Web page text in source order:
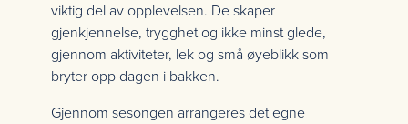
viktig del av opplevelsen. De skaper
gjenkjennelse, trygghet og ikke minst glede,
gjennom aktiviteter, lek og små øyeblikk som
bryter opp dagen i bakken.
Gjennom sesongen arrangeres det egne